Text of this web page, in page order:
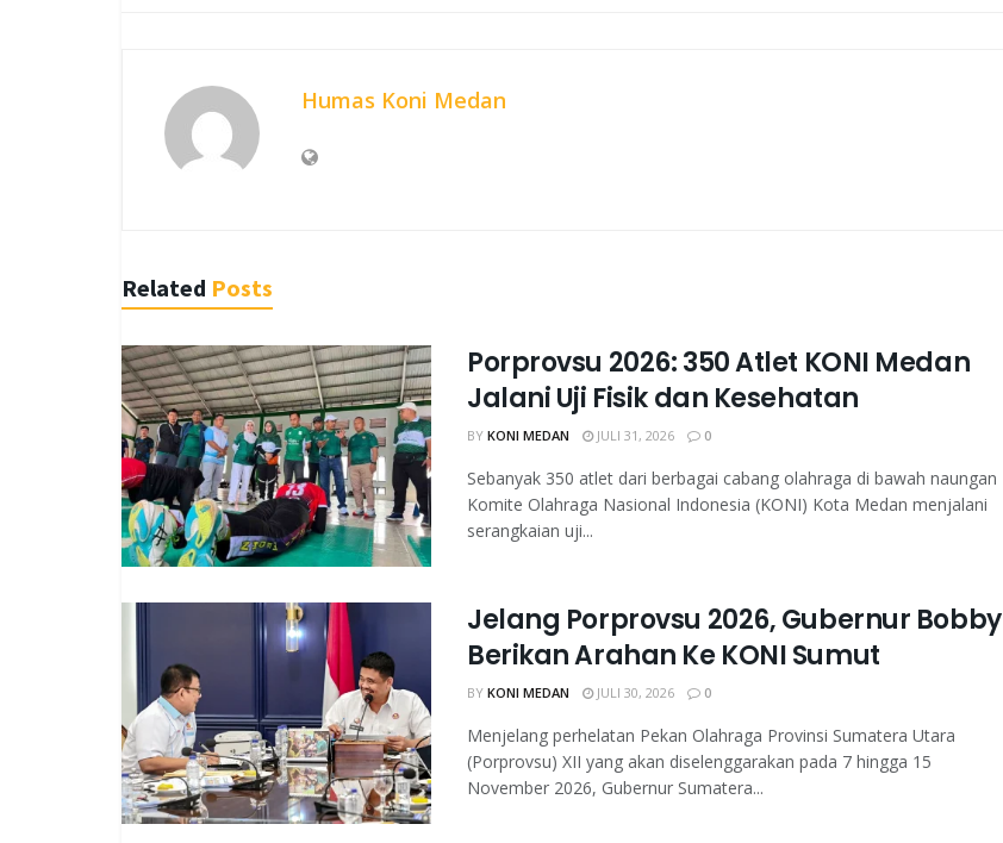
Humas Koni Medan
Related Posts
Porprovsu 2026: 350 Atlet KONI Medan
Jalani Uji Fisik dan Kesehatan
BY KONI MEDAN JULI 31, 2026 0
Sebanyak 350 atlet dari berbagai cabang olahraga di bawah naungan
Komite Olahraga Nasional Indonesia (KONI) Kota Medan menjalani
serangkaian uji...
Jelang Porprovsu 2026, Gubernur Bobby
Berikan Arahan Ke KONI Sumut
BY KONI MEDAN JULI 30, 2026 0
Menjelang perhelatan Pekan Olahraga Provinsi Sumatera Utara
(Porprovsu) XII yang akan diselenggarakan pada 7 hingga 15
November 2026, Gubernur Sumatera...